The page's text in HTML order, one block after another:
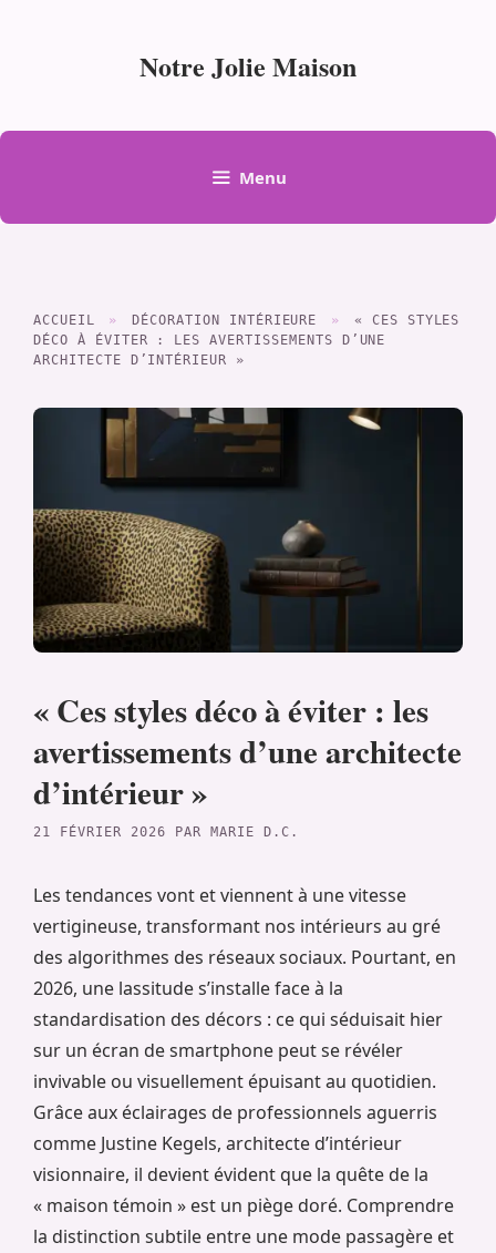
Notre Jolie Maison
Menu
ACCUEIL » DÉCORATION INTÉRIEURE »
« CES STYLES
DÉCO À ÉVITER : LES AVERTISSEMENTS D’UNE
ARCHITECTE D’INTÉRIEUR »
« Ces styles déco à éviter : les
avertissements d’une architecte
d’intérieur »
21 FÉVRIER 2026 PAR MARIE D.C.
Les tendances vont et viennent à une vitesse
vertigineuse, transformant nos intérieurs au gré
des algorithmes des réseaux sociaux. Pourtant, en
2026, une lassitude s’installe face à la
standardisation des décors : ce qui séduisait hier
sur un écran de smartphone peut se révéler
invivable ou visuellement épuisant au quotidien.
Grâce aux éclairages de professionnels aguerris
comme Justine Kegels, architecte d’intérieur
visionnaire, il devient évident que la quête de la
« maison témoin » est un piège doré. Comprendre
la distinction subtile entre une mode passagère et